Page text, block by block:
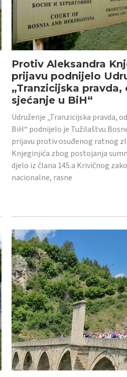
Protiv Aleksandra
prijavu podnijelo
„Tranzicijska
sjećanje u BiH“
Udruženje „Tranzicijska pravda,
BiH“ podnijelo je Tužilaštvu
prijavu protiv osuđenog ratnog
Knjeginjića zbog postojanja
djelo iz člana 145.a Krivičnog
nacionalne, rasne